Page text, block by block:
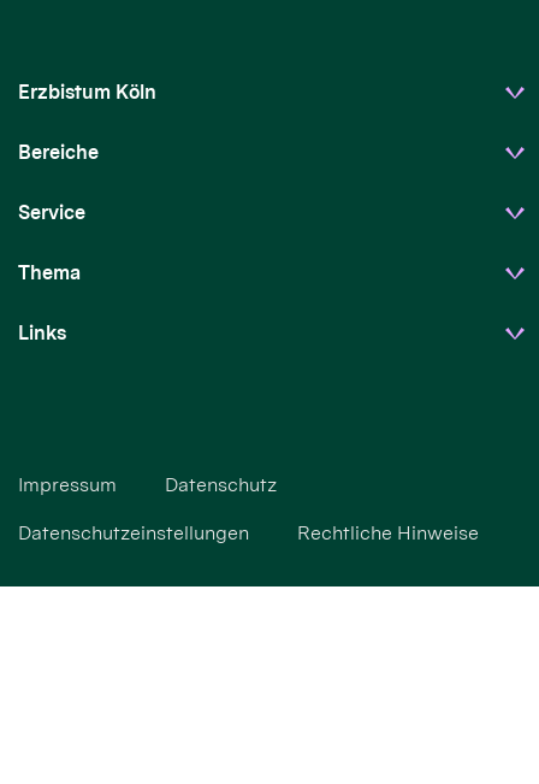
Erzbistum Köln
Bereiche
Service
Thema
Links
Impressum Datenschutz
Datenschutzeinstellungen Rechtliche Hinweise